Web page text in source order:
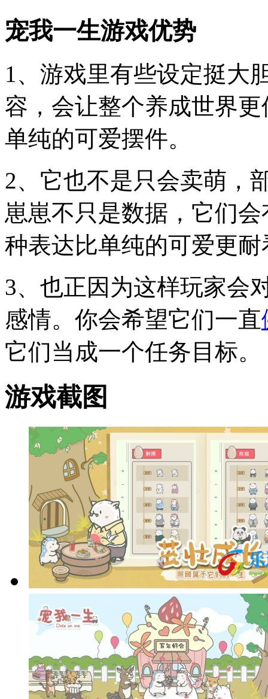
宠我一生游戏优势
1、游戏里有些设定挺大
容，会让整个养成世界
单纯的可爱摆件。
2、它也不是只会卖萌，
崽崽不只是数据，它们
种表达比单纯的可爱更耐
3、也正因为这样玩家会
感情。你会希望它们一直
它们当成一个任务目标。
游戏截图